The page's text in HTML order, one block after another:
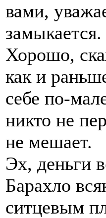
вами,
Хорошо,
как и
себе по-
никто не
не мешает.
Эх, деньги
Барахло
ситцевым